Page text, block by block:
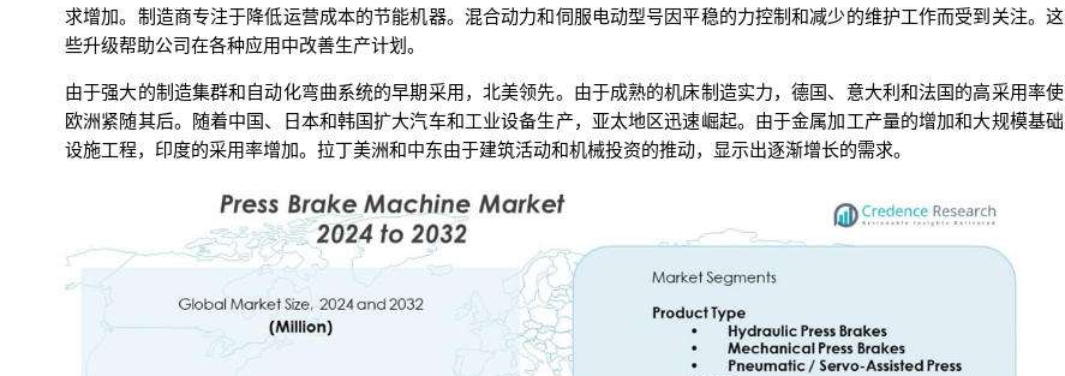
求增加。制造商专注于降低运营成本的节能机器。混合动力和伺服电动型号因平稳的力控制和减少的维护工作而受到关注。这
些升级帮助公司在各种应用中改善生产计划。
由于强大的制造集群和自动化弯曲系统的早期采用，北美领先。由于成熟的机床制造实力，德国、意大利和法国的高采用率使
欧洲紧随其后。随着中国、日本和韩国扩大汽车和工业设备生产，亚太地区迅速崛起。由于金属加工产量的增加和大规模基础
设施工程，印度的采用率增加。拉丁美洲和中东由于建筑活动和机械投资的推动，显示出逐渐增长的需求。